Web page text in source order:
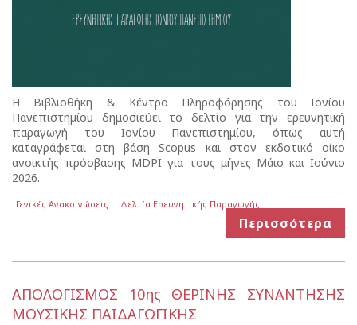
Η Βιβλιοθήκη & Κέντρο Πληροφόρησης του Ιονίου
Πανεπιστημίου δημοσιεύει το δελτίο για την ερευνητική
παραγωγή του Ιονίου Πανεπιστημίου, όπως αυτή
καταγράφεται στη βάση Scopus και στον εκδοτικό οίκο
ανοικτής πρόσβασης MDPI για τους μήνες Μάιο και Ιούνιο
2026.
Γενικές Ανακοινώσεις Δελτία Ερευνητικής Παραγωγής
Περισσότερα
ΑΠΟΛΟΓΙΣΜΟΣ 10ης ΘΕΡΙΝΗΣ ΣΥΝΑΝΤΗΣΗΣ
ΜΟΥΣΙΚΗΣ ΠΑΙΔΑΓΩΓΙΚΗΣ